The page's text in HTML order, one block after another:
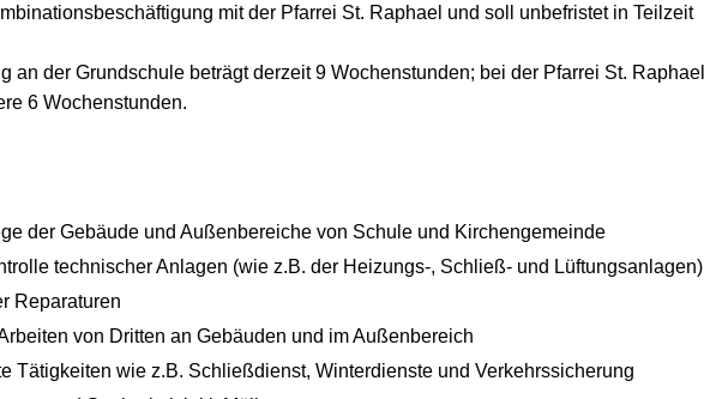
mit der Pfarrei St. Raphael und soll unbefristet in Teilzeit
an der Grundschule beträgt derzeit 9 Wochenstunden; bei der Pfarrei St. Raphael
6 Wochenstunden.
der Gebäude und Außenbereiche von Schule und Kirchengemeinde
technischer Anlagen (wie z.B. der Heizungs-, Schließ- und Lüftungsanlagen)
Reparaturen
von Dritten an Gebäuden und im Außenbereich
Tätigkeiten wie z.B. Schließdienst, Winterdienste und Verkehrssicherung